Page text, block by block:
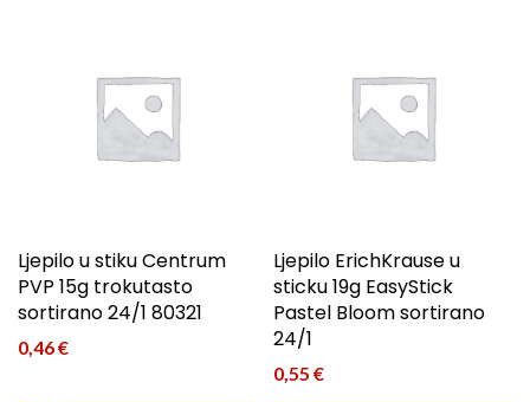
Ljepilo u stiku Centrum
PVP 15g trokutasto
sortirano 24/1 80321
0,46€
Ljepilo ErichKrause u
sticku 19g EasyStick
Pastel Bloom sortirano
24/1
0,55€